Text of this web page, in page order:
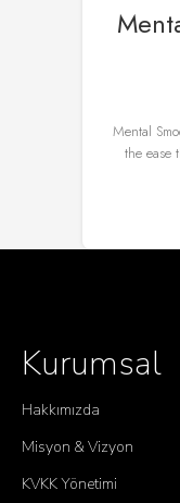
Mental
the ease
Kurumsal
Hakkımızda
Misyon & Vizyon
KVKK Yönetimi